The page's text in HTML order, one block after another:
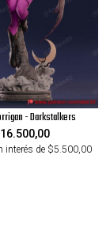
- Darkstalkers
interés de $5.500,00